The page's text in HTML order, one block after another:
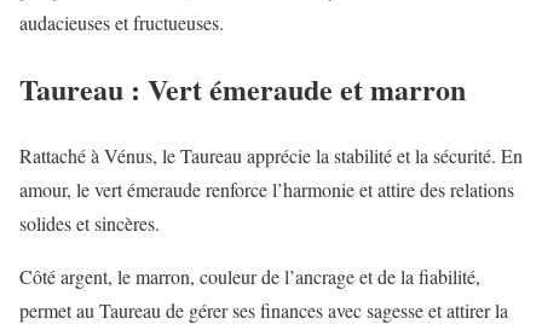
audacieuses et fructueuses.
Taureau : Vert émeraude et marron
Rattaché à Vénus, le Taureau apprécie la stabilité et la sécurité. En
amour, le vert émeraude renforce l’harmonie et attire des relations
solides et sincères.
Côté argent, le marron, couleur de l’ancrage et de la fiabilité,
permet au Taureau de gérer ses finances avec sagesse et attirer la